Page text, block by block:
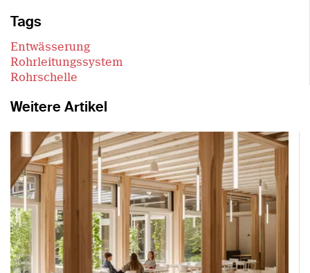
Tags
Entwässerung
Rohrleitungssystem
Rohrschelle
Weitere Artikel